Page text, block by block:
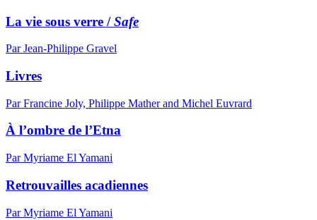
La vie sous verre /Safe
Par Jean-Philippe Gravel
Livres
Par Francine Joly, Philippe Mather and Michel Euvrard
À l’ombre de l’Etna
Par Myriame El Yamani
Retrouvailles acadiennes
Par Myriame El Yamani